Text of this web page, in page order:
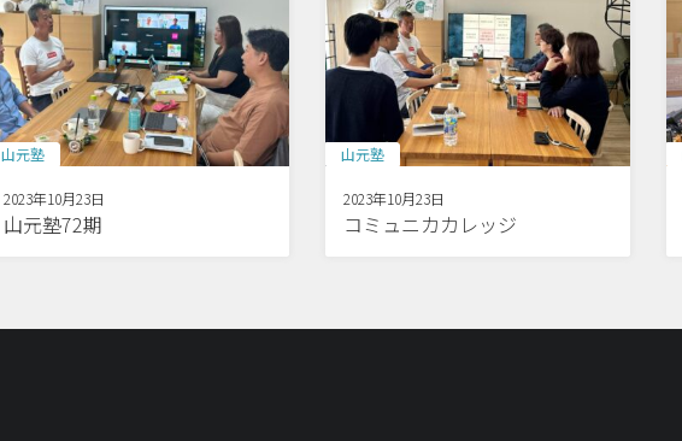
山元塾
2023年10月23日
山元塾72期
山元塾
2023年10月23日
コミュニカカレッジ